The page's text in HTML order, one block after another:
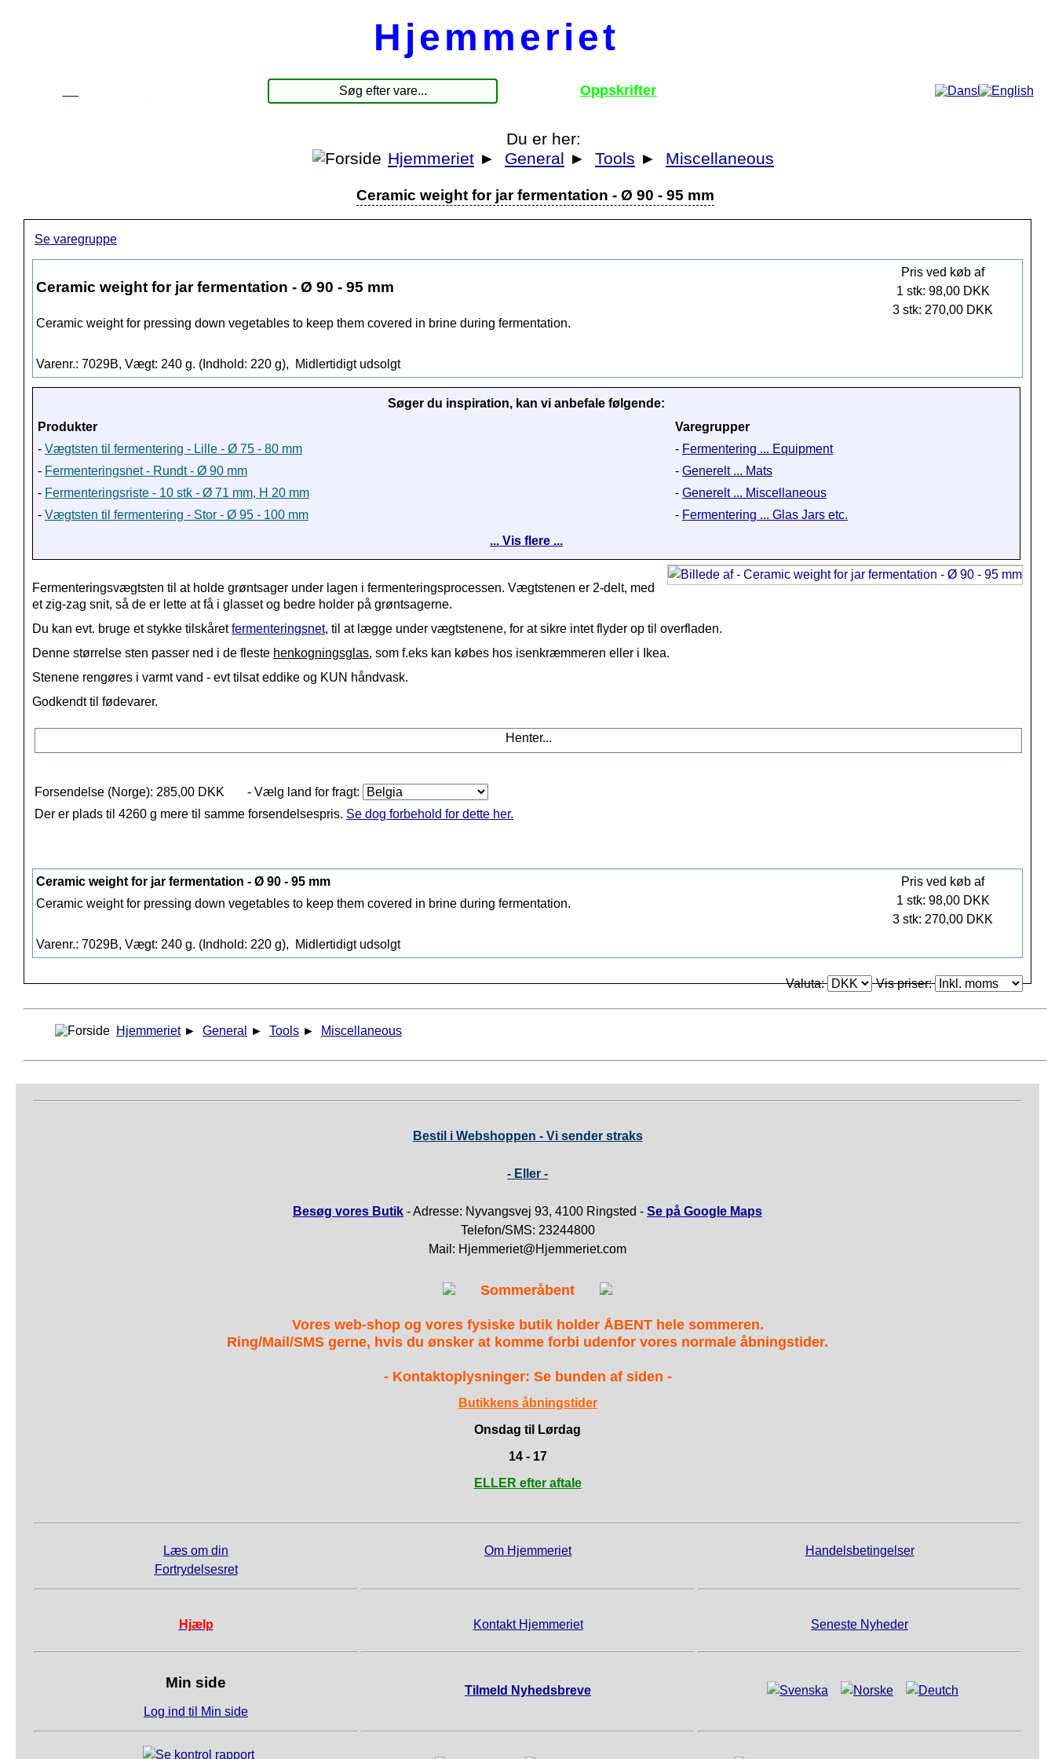
Hjemmeriet
Oppskrifter
Du er her:
Hjemmeriet ► General ► Tools ► Miscellaneous
Ceramic weight for jar fermentation - Ø 90 - 95 mm
Se varegruppe
Ceramic weight for jar fermentation - Ø 90 - 95 mm
Ceramic weight for pressing down vegetables to keep them covered in brine during fermentation.
Varenr.: 7029B, Vægt: 240 g. (Indhold: 220 g), Midlertidigt udsolgt
Pris ved køb af
1 stk: 98,00 DKK
3 stk: 270,00 DKK
Søger du inspiration, kan vi anbefale følgende:
Produkter
Varegrupper
- Vægtsten til fermentering - Lille - Ø 75 - 80 mm - Fermentering ... Equipment
- Fermenteringsnet - Rundt - Ø 90 mm - Generelt ... Mats
- Fermenteringsriste - 10 stk - Ø 71 mm, H 20 mm - Generelt ... Miscellaneous
- Vægtsten til fermentering - Stor - Ø 95 - 100 mm - Fermentering ... Glas Jars etc.
... Vis flere ...
Fermenteringsvægtsten til at holde grøntsager under lagen i fermenteringsprocessen. Vægtstenen er 2-delt, med
et zig-zag snit, så de er lette at få i glasset og bedre holder på grøntsagerne.
Du kan evt. bruge et stykke tilskåretfermenteringsnet, til at lægge under vægtstenene, for at sikre intet flyder op til overfladen.
Denne størrelse sten passer ned i de fleste henkogningsglas, som f.eks kan købes hos isenkræmmeren eller i Ikea.
Stenene rengøres i varmt vand - evt tilsat eddike og KUN håndvask.
Godkendt til fødevarer.
Henter...
Forsendelse (Norge): 285,00 DKK
- Vælg land for fragt:
Der er plads til 4260 g mere til samme forsendelsespris. Se dog forbehold for dette her.
Ceramic weight for jar fermentation - Ø 90 - 95 mm
Ceramic weight for pressing down vegetables to keep them covered in brine during fermentation.
Varenr.: 7029B, Vægt: 240 g. (Indhold: 220 g), Midlertidigt udsolgt
Pris ved køb af
1 stk: 98,00 DKK
3 stk: 270,00 DKK
Valuta: Vis priser:
Hjemmeriet ► General ► Tools ► Miscellaneous
Bestil i Webshoppen - Vi sender straks
- Eller -
Besøg vores Butik - Adresse: Nyvangsvej 93, 4100 Ringsted - Se på Google Maps
Telefon/SMS: 23244800
Mail: Hjemmeriet@Hjemmeriet.com
Sommeråbent
Vores web-shop og vores fysiske butik holder ÅBENT hele sommeren.
Ring/Mail/SMS gerne, hvis du ønsker at komme forbi udenfor vores normale åbningstider.
- Kontaktoplysninger: Se bunden af siden -
Butikkens åbningstider
Onsdag til Lørdag
14 - 17
ELLER efter aftale
Læs om din
Fortrydelsesret
Om Hjemmeriet Handelsbetingelser
Hjælp Kontakt Hjemmeriet Seneste Nyheder
Min side
Log ind til Min side
Tilmeld Nyhedsbreve